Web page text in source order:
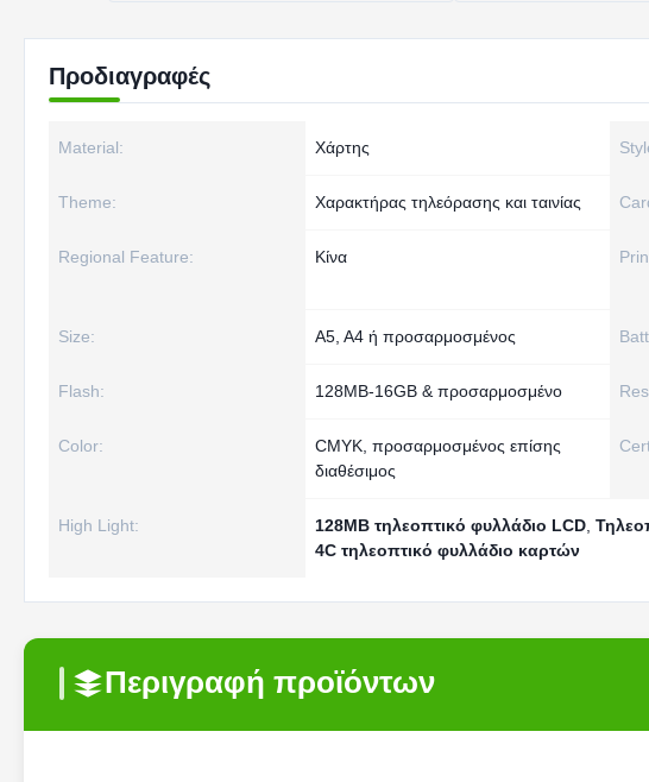
Προδιαγραφές
Material: Χάρτης
Theme: Χαρακτήρας τηλεόρασης και ταινίας
Regional Feature: Κίνα
Size: A5, A4 ή προσαρμοσμένος
Flash: 128MB-16GB & προσαρμοσμένο
Color:
CMYK, προσαρμοσμένος επίσης
διαθέσιμος
High Light: 128MB τηλεοπτικό φυλλάδιο LCD
4C τηλεοπτικό φυλλάδιο καρτών
Περιγραφή προϊόντων